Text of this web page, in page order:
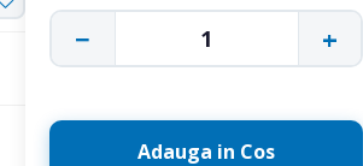
− 1 +
Adauga in Cos